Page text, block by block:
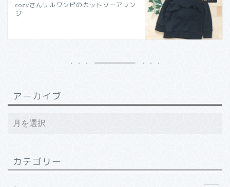
cozyさんリルワンピのカットソーアレン
ジ
アーカイブ
カテゴリー